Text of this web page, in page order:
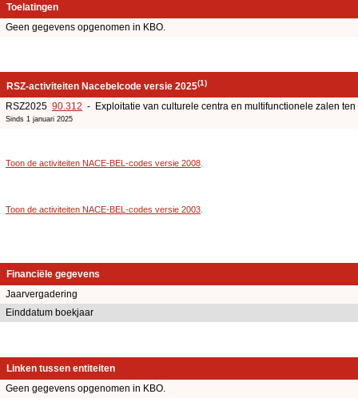
Toelatingen
Geen gegevens opgenomen in KBO.
RSZ-activiteiten Nacebelcode versie 2025(1)
RSZ2025 90.312 - Exploitatie van culturele centra en multifunctionele zalen
Sinds 1 januari 2025
Toon de activiteiten NACE-BEL-codes versie 2008
Toon de activiteiten NACE-BEL-codes versie 2003
Financiële gegevens
Jaarvergadering
Einddatum boekjaar
Linken tussen entiteiten
Geen gegevens opgenomen in KBO.